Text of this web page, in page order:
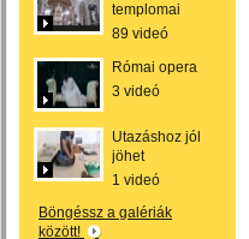
templomai
89 videó
Római opera
3 videó
Utazáshoz jól
jöhet
1 videó
Böngéssz a galériák
között!